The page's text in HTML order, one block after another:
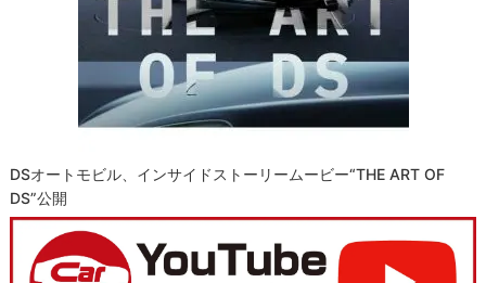
DSオートモビル、インサイドストーリームービー“THE ART OF
DS”公開